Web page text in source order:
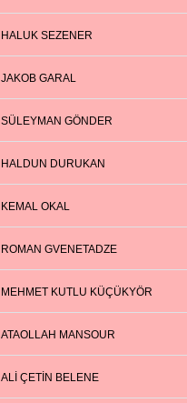
HALUK SEZENER
JAKOB GARAL
SÜLEYMAN GÖNDER
HALDUN DURUKAN
KEMAL OKAL
ROMAN GVENETADZE
MEHMET KUTLU KÜÇÜKYÖR
ATAOLLAH MANSOUR
ALİ ÇETİN BELENE